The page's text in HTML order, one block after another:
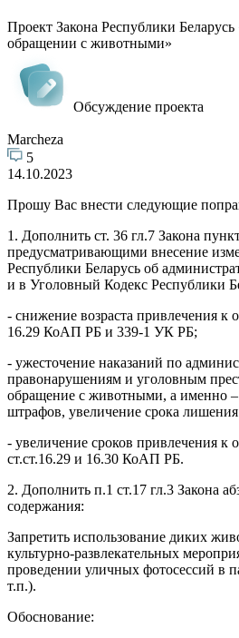
Проект Закона Республики
обращении с животными»
Обсуждение проекта
Marcheza
5
14.10.2023
Прошу Вас внести следующие
1. Дополнить ст. 36 гл.7 Закона
предусматривающими внесение
Республики Беларусь об
и в Уголовный Кодекс Республики
- снижение возраста привлечения к
16.29 КоАП РБ и 339-1 УК РБ;
- ужесточение наказаний по
правонарушениям и уголовным
обращение с животными, а именно –
штрафов, увеличение срока
- увеличение сроков привлечения к
ст.ст.16.29 и 16.30 КоАП РБ.
2. Дополнить п.1 ст.17 гл.3 Закона
содержания:
Запретить использование диких
культурно-развлекательных
проведении уличных фотосессий в
т.п.).
Обоснование: